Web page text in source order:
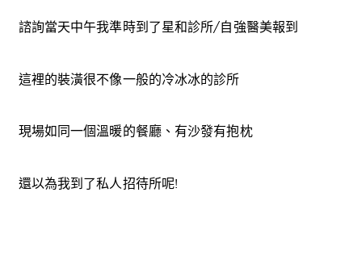
諮詢當天中午我準時到了星和診所/自強醫美報到
這裡的裝潢很不像一般的冷冰冰的診所
現場如同一個溫暖的餐廳、有沙發有抱枕
還以為我到了私人招待所呢!